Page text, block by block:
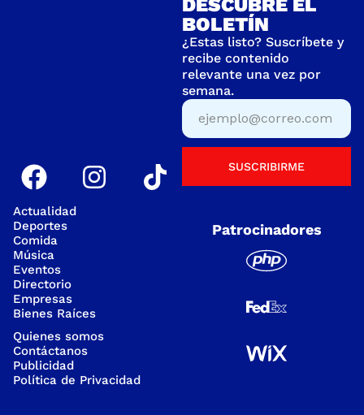
Actualidad
Deportes
Comida
Música
Eventos
Directorio
Empresas
Bienes Raíces
Quienes somos
Contáctanos
Publicidad
Política de Privacidad
DESCUBRE EL
BOLETÍN
¿Estas listo? Suscríbete y
recibe contenido
relevante una vez por
semana.
SUSCRIBIRME
Patrocinadores